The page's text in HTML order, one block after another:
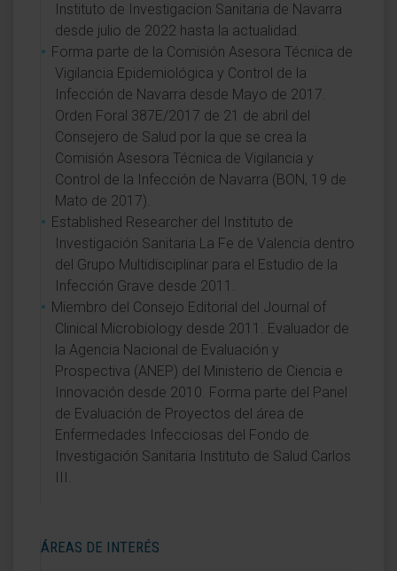
Instituto de Investigacion Sanitaria de Navarra
desde julio de 2022 hasta la actualidad.
Forma parte de la Comisión Asesora Técnica de
Vigilancia Epidemiológica y Control de la
Infección de Navarra desde Mayo de 2017.
Orden Foral 387E/2017 de 21 de abril del
Consejero de Salud por la que se crea la
Comisión Asesora Técnica de Vigilancia y
Control de la Infección de Navarra (BON, 19 de
Mato de 2017).
Established Researcher del Instituto de
Investigación Sanitaria La Fe de Valencia dentro
del Grupo Multidisciplinar para el Estudio de la
Infección Grave desde 2011.
Miembro del Consejo Editorial del Journal of
Clinical Microbiology desde 2011. Evaluador de
la Agencia Nacional de Evaluación y
Prospectiva (ANEP) del Ministerio de Ciencia e
Innovación desde 2010. Forma parte del Panel
de Evaluación de Proyectos del área de
Enfermedades Infecciosas del Fondo de
Investigación Sanitaria Instituto de Salud Carlos
III.
ÁREAS DE INTERÉS